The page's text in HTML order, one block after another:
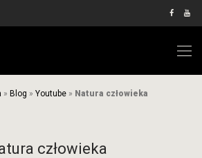
» Blog » Youtube» Natura człowieka
człowieka